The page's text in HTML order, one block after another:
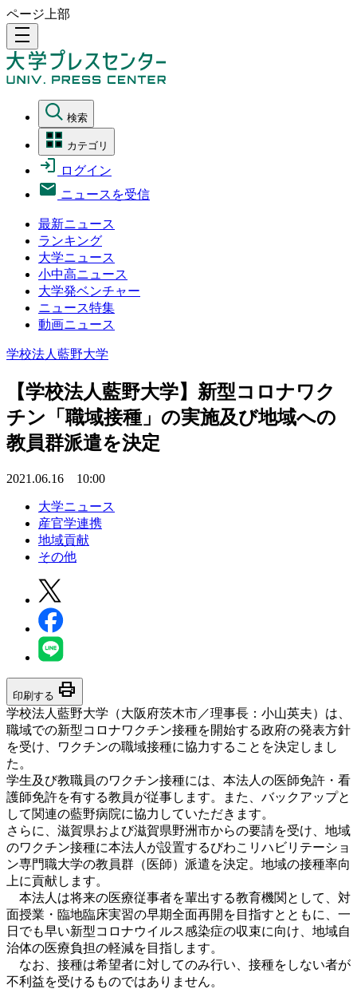
ページ上部
density_medium
検索
カテゴリ
ログイン
ニュースを受信
最新ニュース
ランキング
大学ニュース
小中高ニュース
大学発ベンチャー
ニュース特集
動画ニュース
学校法人藍野大学
【学校法人藍野大学】新型コロナワク
チン「職域接種」の実施及び地域への
教員群派遣を決定
2021.06.16 10:00
大学ニュース
産官学連携
地域貢献
その他
印刷する print
学校法人藍野大学（大阪府茨木市／理事長：小山英夫）は、
職域での新型コロナワクチン接種を開始する政府の発表方針
を受け、ワクチンの職域接種に協力することを決定しまし
た。
学生及び教職員のワクチン接種には、本法人の医師免許・看
護師免許を有する教員が従事します。また、バックアップと
して関連の藍野病院に協力していただきます。
さらに、滋賀県および滋賀県野洲市からの要請を受け、地域
のワクチン接種に本法人が設置するびわこリハビリテーショ
ン専門職大学の教員群（医師）派遣を決定。地域の接種率向
上に貢献します。
本法人は将来の医療従事者を輩出する教育機関として、対
面授業・臨地臨床実習の早期全面再開を目指すとともに、一
日でも早い新型コロナウイルス感染症の収束に向け、地域自
治体の医療負担の軽減を目指します。
なお、接種は希望者に対してのみ行い、接種をしない者が
不利益を受けるものではありません。